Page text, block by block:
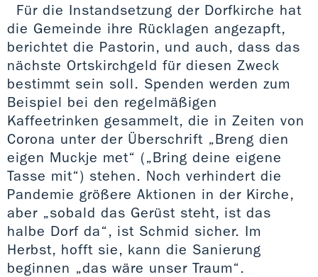
Für die Instandsetzung der Dorfkirche hat
die Gemeinde ihre Rücklagen angezapft,
berichtet die Pastorin, und auch, dass das
nächste Ortskirchgeld für diesen Zweck
bestimmt sein soll. Spenden werden zum
Beispiel bei den regelmäßigen
Kaffeetrinken gesammelt, die in Zeiten von
Corona unter der Überschrift „Breng dien
eigen Muckje met“ („Bring deine eigene
Tasse mit“) stehen. Noch verhindert die
Pandemie größere Aktionen in der Kirche,
aber „sobald das Gerüst steht, ist das
halbe Dorf da“, ist Schmid sicher. Im
Herbst, hofft sie, kann die Sanierung
beginnen „das wäre unser Traum“.